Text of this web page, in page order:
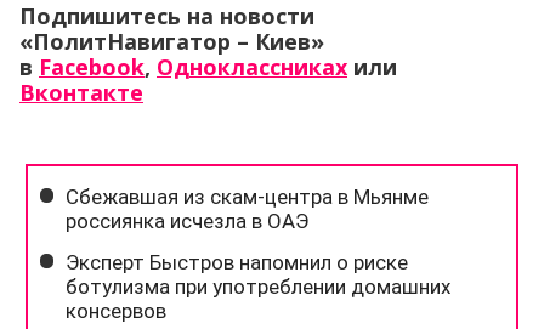
Подпишитесь на новости
«ПолитНавигатор – Киев»
в Facebook, Одноклассниках или
Вконтакте